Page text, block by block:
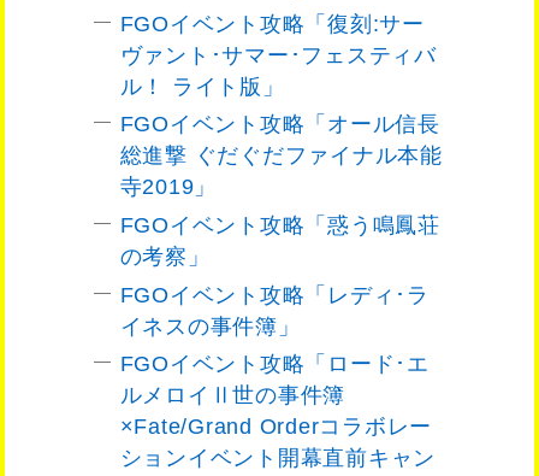
FGOイベント攻略「復刻:サー
ヴァント･サマー･フェスティバ
ル！ ライト版」
FGOイベント攻略「オール信長
総進撃 ぐだぐだファイナル本能
寺2019」
FGOイベント攻略「惑う鳴鳳荘
の考察」
FGOイベント攻略「レディ･ラ
イネスの事件簿」
FGOイベント攻略「ロード･エ
ルメロイⅡ世の事件簿
×Fate/Grand Orderコラボレー
ションイベント開幕直前キャン